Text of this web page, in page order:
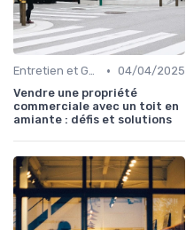
Entretien et Gestion du Risque Immobilier • 04/04/2025
Vendre une propriété
commerciale avec un toit en
amiante : défis et solutions